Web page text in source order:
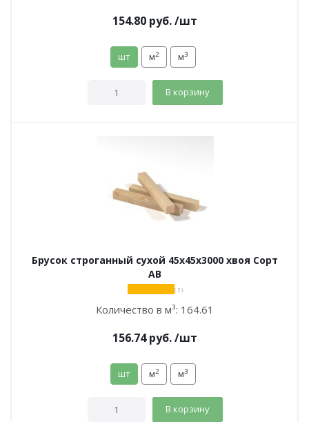
154.80 руб./шт
шт м2 м3
В корзину
Брусок строганный сухой 45х45х3000 хвоя Сорт
АВ
( 2 )
Количество в м³: 164.61
156.74руб./шт
шт м2 м3
В корзину